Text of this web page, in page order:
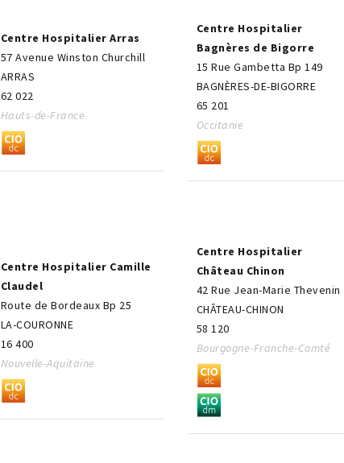
Centre Hospitalier Arras
57 Avenue Winston Churchill
ARRAS
62 022
Hauts-de-France
Centre Hospitalier
Bagnères de Bigorre
15 Rue Gambetta Bp 149
BAGNÈRES-DE-BIGORRE
65 201
Occitanie
Centre Hospitalier Camille
Claudel
Route de Bordeaux Bp 25
LA-COURONNE
16 400
Nouvelle-Aquitaine
Centre Hospitalier
Château Chinon
42 Rue Jean-Marie Thevenin
CHÂTEAU-CHINON
58 120
Bourgogne-Franche-Comté